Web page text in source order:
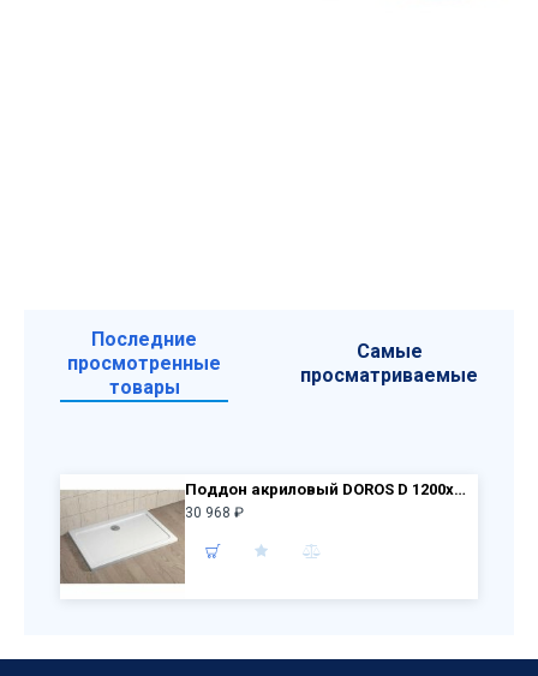
Последние
просмотренные
товары
Самые
просматриваемые
Поддон акриловый DOROS D 1200x1000x50 SDRD1210-01
30 968 ₽